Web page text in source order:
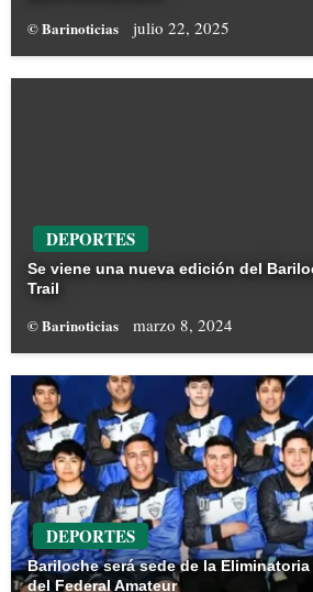
© Barinoticias julio 22, 2025
DEPORTES
Se viene una nueva edición del
Trail
© Barinoticias marzo 8, 2024
DEPORTES
Bariloche será sede de la
del Federal Amateur